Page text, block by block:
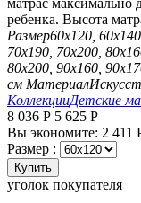
ребенка. Высота
Размер60х120,
70х190, 70х200,
80х200, 90х160,
см Материал
КоллекцииДетские
8 036 Р 5 625 Р
Вы экономите: 2 411
Размер :
Купить
уголок покупателя